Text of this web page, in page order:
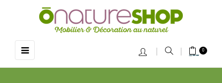
Toggle
navigation
☰ 0